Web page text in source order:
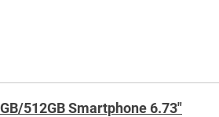
512GB Smartphone 6.73"